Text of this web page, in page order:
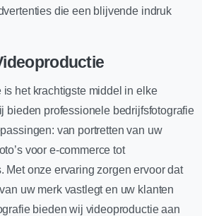
die een blijvende indruk
het krachtigste middel in elke
bieden professionele bedrijfsfotografie
van portretten van uw
voor e-commerce tot
Met onze ervaring zorgen ervoor dat
uw merk vastlegt en uw klanten
bieden wij videoproductie aan